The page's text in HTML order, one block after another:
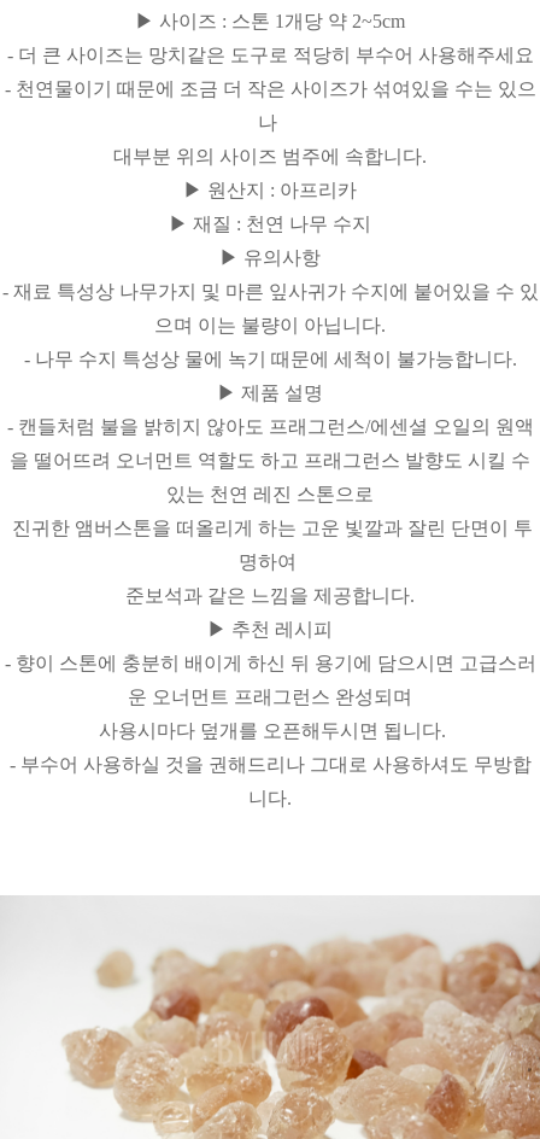
▶ 사이즈 : 스톤 1개당 약 2~5cm
- 더 큰 사이즈는 망치같은 도구로 적당히 부수어 사용해주세요
- 천연물이기 때문에 조금 더 작은 사이즈가 섞여있을 수는 있으
나
대부분 위의 사이즈 범주에 속합니다.
▶ 원산지 : 아프리카
▶ 재질 : 천연 나무 수지
▶ 유의사항
- 재료 특성상 나무가지 및 마른 잎사귀가 수지에 붙어있을 수 있
으며 이는 불량이 아닙니다.
- 나무 수지 특성상 물에 녹기 때문에 세척이 불가능합니다.
▶ 제품 설명
- 캔들처럼 불을 밝히지 않아도 프래그런스/에센셜 오일의 원액
을 떨어뜨려 오너먼트 역할도 하고 프래그런스 발향도 시킬 수
있는 천연 레진 스톤으로
진귀한 앰버스톤을 떠올리게 하는 고운 빛깔과 잘린 단면이 투
명하여
준보석과 같은 느낌을 제공합니다.
▶ 추천 레시피
- 향이 스톤에 충분히 배이게 하신 뒤 용기에 담으시면 고급스러
운 오너먼트 프래그런스 완성되며
사용시마다 덮개를 오픈해두시면 됩니다.
- 부수어 사용하실 것을 권해드리나 그대로 사용하셔도 무방합
니다.